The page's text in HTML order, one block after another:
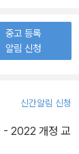
중고 등록
알림 신청
신간알림 신청
- 2022 개정 교